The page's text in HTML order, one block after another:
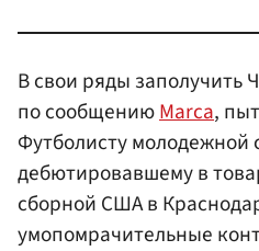
В свои ряды заполучить
по сообщениюMarca,
Футболисту молодежной
дебютировавшему в
сборной США в
умопомрачительные